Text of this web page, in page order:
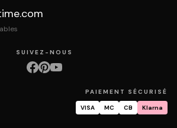
SUIVEZ-NOUS
PAIEMENT SÉCURISÉ
VISA MC CB Klarna